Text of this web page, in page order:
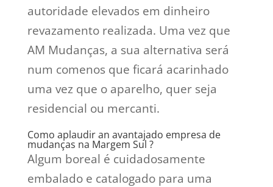
autoridade elevados em dinheiro
revazamento realizada. Uma vez que
AM Mudanças, a sua alternativa será
num comenos que ficará acarinhado
uma vez que o aparelho, quer seja
residencial ou mercanti.
Como aplaudir an avantajado empresa de
mudanças na Margem Sul ?
Algum boreal é cuidadosamente
embalado e catalogado para uma